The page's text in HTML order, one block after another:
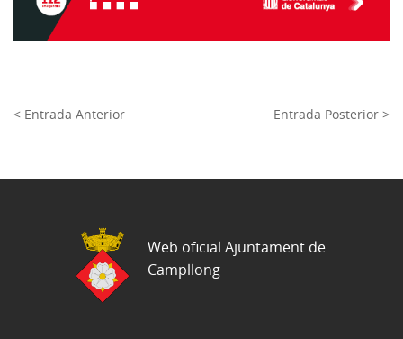
< Entrada Anterior Entrada Posterior >
Web oficial Ajuntament de
Campllong